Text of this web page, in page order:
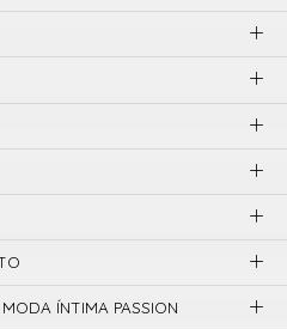
ÍNTIMA PASSION